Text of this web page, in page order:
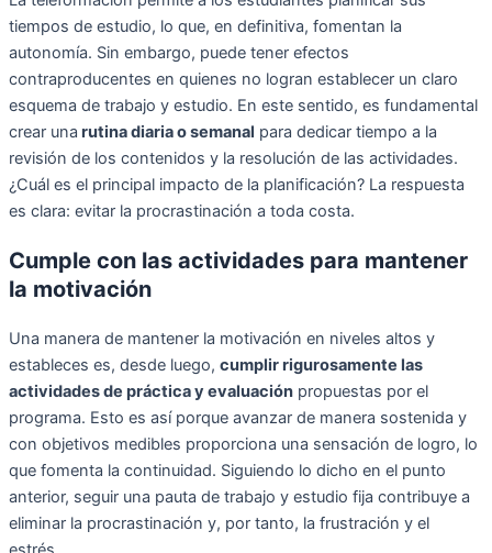
tiempos de estudio, lo que, en definitiva, fomentan la
autonomía. Sin embargo, puede tener efectos
contraproducentes en quienes no logran establecer un claro
esquema de trabajo y estudio. En este sentido, es fundamental
crear una rutina diaria o semanal para dedicar tiempo a la
revisión de los contenidos y la resolución de las actividades.
¿Cuál es el principal impacto de la planificación? La respuesta
es clara: evitar la procrastinación a toda costa.
Cumple con las actividades para mantener
la motivación
Una manera de mantener la motivación en niveles altos y
estableces es, desde luego, cumplir rigurosamente las
actividades de práctica y evaluación propuestas por el
programa. Esto es así porque avanzar de manera sostenida y
con objetivos medibles proporciona una sensación de logro, lo
que fomenta la continuidad. Siguiendo lo dicho en el punto
anterior, seguir una pauta de trabajo y estudio fija contribuye a
eliminar la procrastinación y, por tanto, la frustración y el